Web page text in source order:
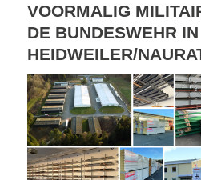
VOORMALIG
DE BUNDESWEHR IN
HEIDWEILER/